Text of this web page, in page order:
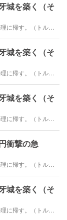
城を築く（そ
城を築く（そ
城を築く（そ
衝撃の急
城を築く（そ